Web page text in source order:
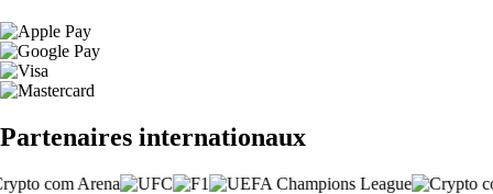
Partenaires internationaux